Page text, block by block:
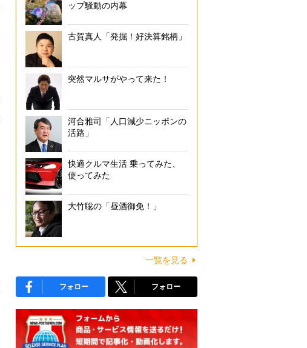
ップ騒動の内幕
古賀真人「発掘！好決算銘柄」
突然マルサがやって来た！
河合雅司「人口減少ニッポンの
活路」
快適クルマ生活 乗ってみた、
使ってみた
大竹聡の「昼酒御免！」
一覧を見る
フォロー フォロー